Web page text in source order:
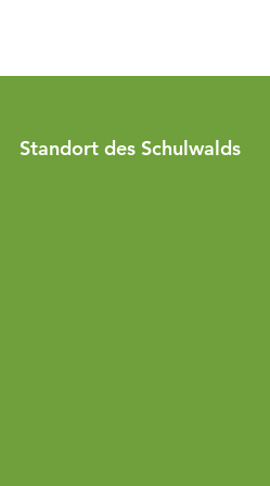
Standort des Schulwalds